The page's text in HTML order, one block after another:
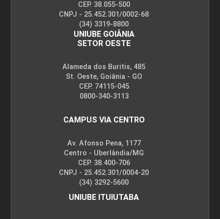
CEP. 38.055-500
CNPJ - 25.452.301/0002-68
(34) 3319-8800
UNIUBE GOIÂNIA
SETOR OESTE
Alameda dos Buritis, 485
St. Oeste, Goiânia - GO
CEP. 74115-045
0800-340-3113
CAMPUS VIA CENTRO
Av. Afonso Pena, 1177
Centro - Uberlândia/MG
CEP. 38.400-706
CNPJ - 25.452.301/0004-20
(34) 3292-5600
UNIUBE ITUIUTABA